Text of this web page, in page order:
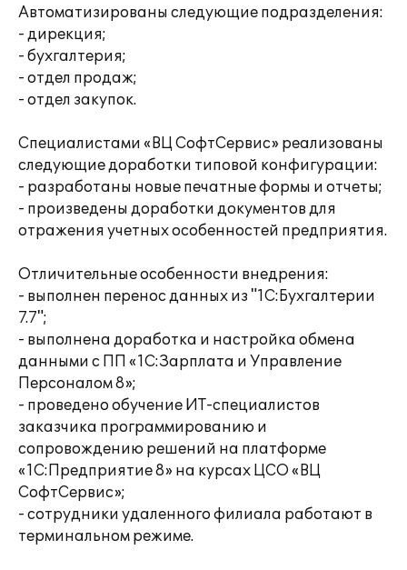
Автоматизированы следующие подразделения:
- дирекция;
- бухгалтерия;
- отдел продаж;
- отдел закупок.
Специалистами «ВЦ СофтСервис» реализованы
следующие доработки типовой конфигурации:
- разработаны новые печатные формы и отчеты;
- произведены доработки документов для
отражения учетных особенностей предприятия.
Отличительные особенности внедрения:
- выполнен перенос данных из "1С:Бухгалтерии
7.7";
- выполнена доработка и настройка обмена
данными с ПП «1С:Зарплата и Управление
Персоналом 8»;
- проведено обучение ИТ-специалистов
заказчика программированию и
сопровождению решений на платформе
«1С:Предприятие 8» на курсах ЦСО «ВЦ
СофтСервис»;
- сотрудники удаленного филиала работают в
терминальном режиме.